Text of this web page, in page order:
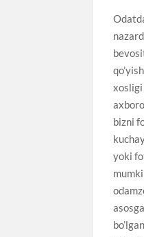
bizni
yoki